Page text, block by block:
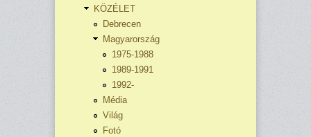
KÖZÉLET
Debrecen
Magyarország
1975-1988
1989-1991
1992-
Média
Világ
Fotó